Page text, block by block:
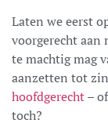
Laten we eerst
voorgerecht aan
te machtig mag
aanzetten tot
hoofdgerecht–
toch?